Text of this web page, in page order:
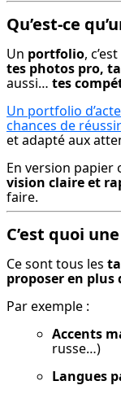
Qu’est-ce
Un portfolio,
tes photos pro,
aussi… tes
Un portfolio
chances de
et adapté aux
vision claire et
faire.
C’est quoi
Ce sont tous les
proposer en plus
Par exemple :
Accents
russe…)
Langues